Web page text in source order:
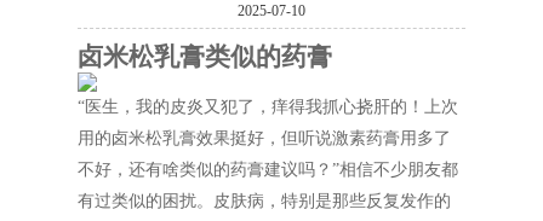
2025-07-10
卤米松乳膏类似的药膏
“医生，我的皮炎又犯了，痒得我抓心挠肝的！上次
用的卤米松乳膏效果挺好，但听说激素药膏用多了
不好，还有啥类似的药膏建议吗？”相信不少朋友都
有过类似的困扰。皮肤病，特别是那些反复发作的